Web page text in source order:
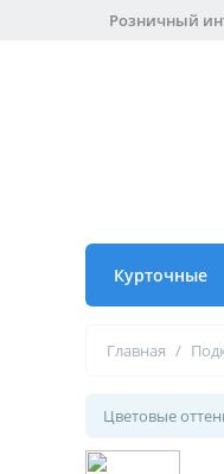
Розничный
Курточные
Главная /
Цветовые